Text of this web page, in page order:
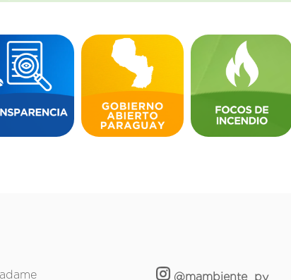
@mambiente_py